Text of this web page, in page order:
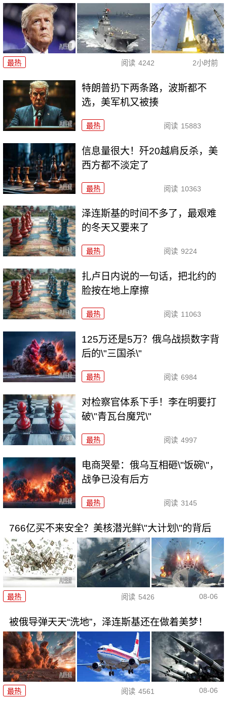
最热 阅读 4242 2小时前
特朗普扔下两条路，波斯都不
选，美军机又被揍
最热 阅读 15883
信息量很大！歼20越肩反杀，美
西方都不淡定了
最热 阅读 10363
泽连斯基的时间不多了，最艰难
的冬天又要来了
最热 阅读 9224
扎卢日内说的一句话，把北约的
脸按在地上摩擦
最热 阅读 11063
125万还是5万？俄乌战损数字背
后的\"三国杀\"
最热 阅读 6984
对检察官体系下手！李在明要打
破\"青瓦台魔咒\"
最热 阅读 4997
电商哭晕：俄乌互相砸\"饭碗\"，
战争已没有后方
最热 阅读 3145
766亿买不来安全？美核潜光鲜\"大计划\"的背后
最热 阅读 5426 08-06
被俄导弹天天“洗地”，泽连斯基还在做着美梦！
最热 阅读 4561 08-06